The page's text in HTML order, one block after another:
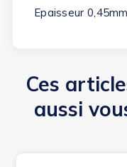
Epaisseur
Ces
aussi